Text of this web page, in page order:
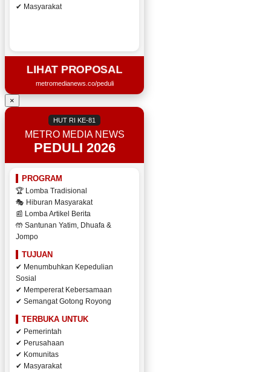
✔ Masyarakat
LIHAT PROPOSAL
metromedianews.co/peduli
×
HUT RI KE-81
METRO MEDIA NEWS
PEDULI 2026
PROGRAM
🏆 Lomba Tradisional
🎭 Hiburan Masyarakat
📰 Lomba Artikel Berita
🤲 Santunan Yatim, Dhuafa &
Jompo
TUJUAN
✔ Menumbuhkan Kepedulian
Sosial
✔ Mempererat Kebersamaan
✔ Semangat Gotong Royong
TERBUKA UNTUK
✔ Pemerintah
✔ Perusahaan
✔ Komunitas
✔ Masyarakat